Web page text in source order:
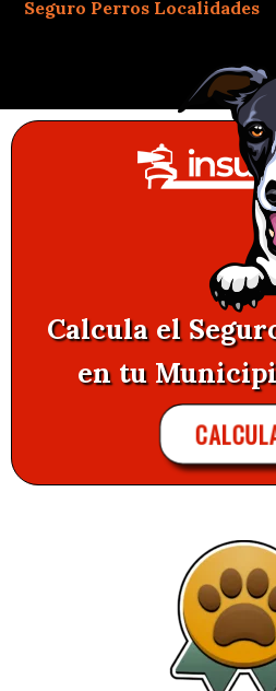
Seguro Perros Localidades
Calcula el
en tu